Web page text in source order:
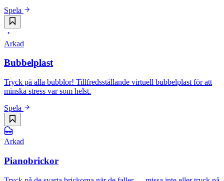
Spela
Arkad
Bubbelplast
Tryck på alla bubblor! Tillfredsställande virtuell bubbelplast för att
minska stress var som helst.
Spela
Arkad
Pianobrickor